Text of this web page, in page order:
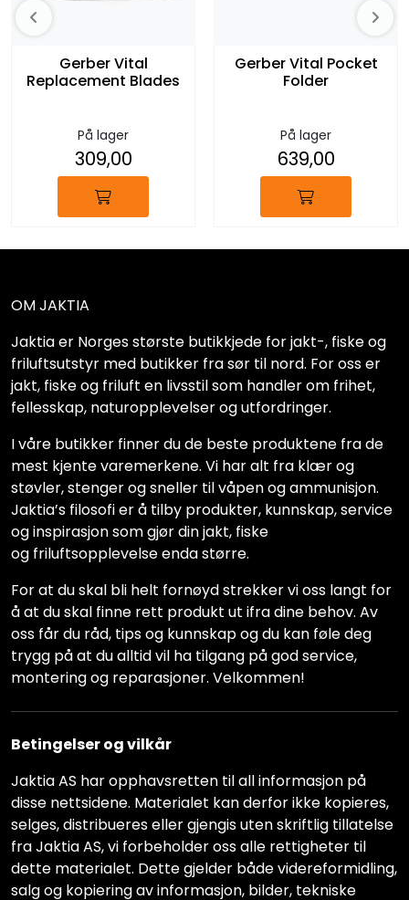
Gerber Vital
Replacement Blades
På lager
309,00
Gerber Vital Pocket
Folder
På lager
639,00
OM JAKTIA
Jaktia er Norges største butikkjede for jakt-, fiske og
friluftsutstyr med butikker fra sør til nord. For oss er
jakt, fiske og friluft en livsstil som handler om frihet,
fellesskap, naturopplevelser og utfordringer.
I våre butikker finner du de beste produktene fra de
mest kjente varemerkene. Vi har alt fra klær og
støvler, stenger og sneller til våpen og ammunisjon.
Jaktia’s filosofi er å tilby produkter, kunnskap, service
og inspirasjon som gjør din jakt, fiske
og friluftsopplevelse enda større.
For at du skal bli helt fornøyd strekker vi oss langt for
å at du skal finne rett produkt ut ifra dine behov. Av
oss får du råd, tips og kunnskap og du kan føle deg
trygg på at du alltid vil ha tilgang på god service,
montering og reparasjoner. Velkommen!
Betingelser og vilkår
Jaktia AS har opphavsretten til all informasjon på
disse nettsidene. Materialet kan derfor ikke kopieres,
selges, distribueres eller gjengis uten skriftlig tillatelse
fra Jaktia AS, vi forbeholder oss alle rettigheter til
dette materialet. Dette gjelder både videreformidling,
salg og kopiering av informasjon, bilder, tekniske